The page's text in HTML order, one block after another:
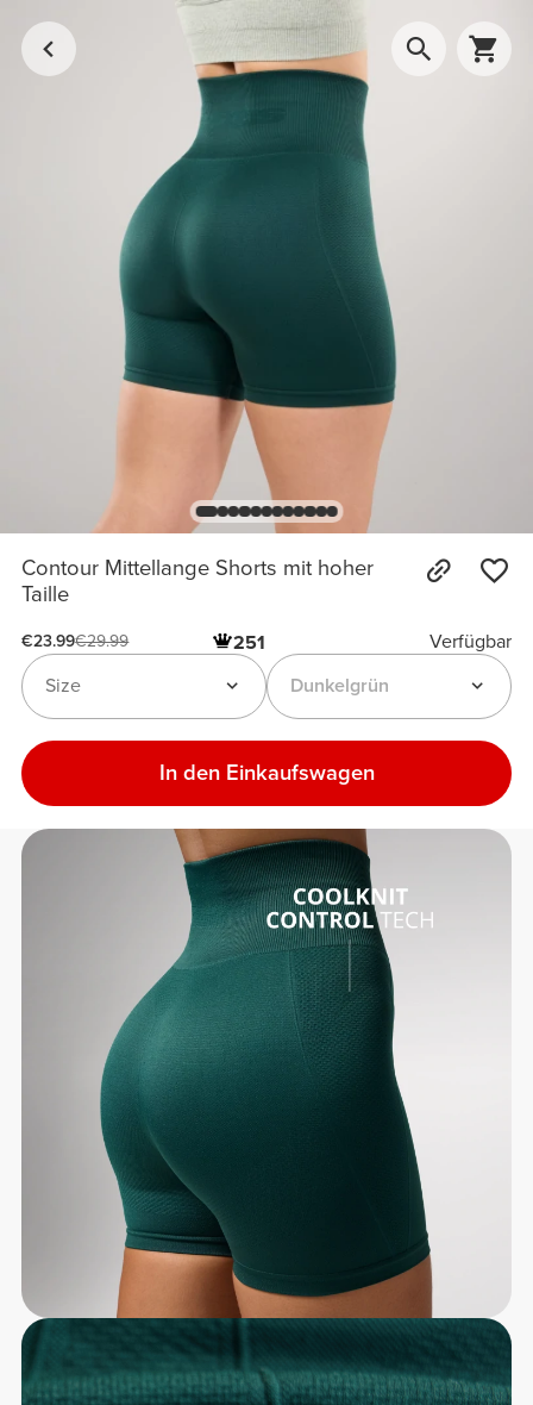
Contour Mittellange Shorts mit hoher
Taille
€23.99€29.99 251
Verfügbar
Dunkelgrün
Size
In den Einkaufswagen